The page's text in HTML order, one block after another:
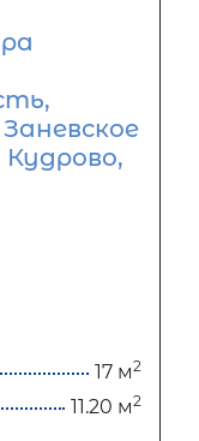
Кудрово,
17 м2
11.20 м2